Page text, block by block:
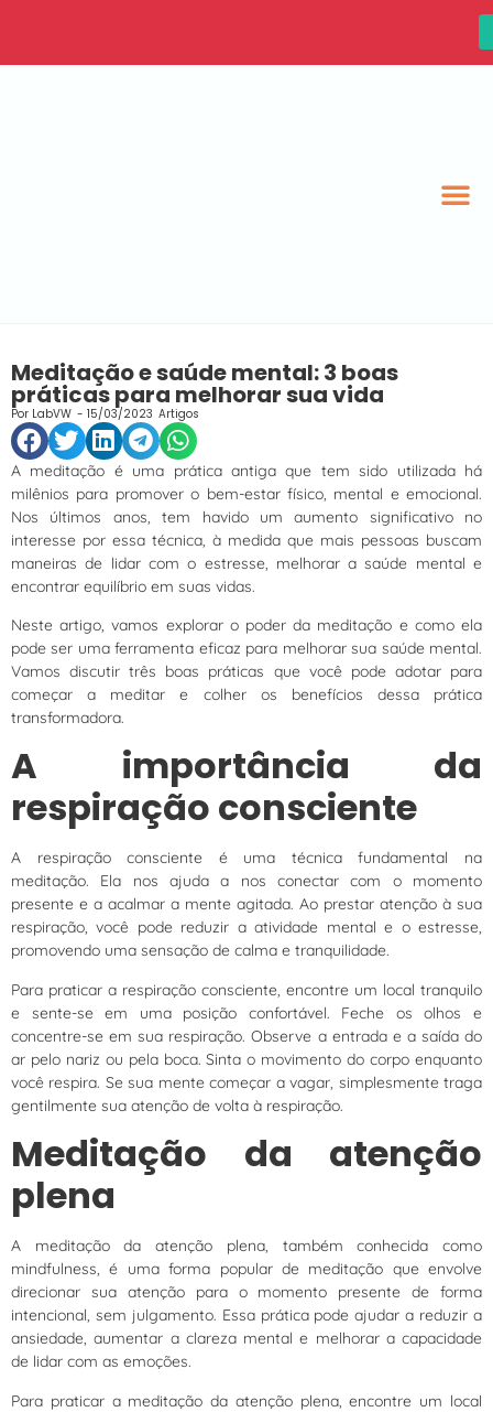
Meditação e saúde mental: 3 boas
práticas para melhorar sua vida
Por LabVW - 15/03/2023 Artigos
A meditação é uma prática antiga que tem sido utilizada há
milênios para promover o bem-estar físico, mental e emocional.
Nos últimos anos, tem havido um aumento significativo no
interesse por essa técnica, à medida que mais pessoas buscam
maneiras de lidar com o estresse, melhorar a saúde mental e
encontrar equilíbrio em suas vidas.
Neste artigo, vamos explorar o poder da meditação e como ela
pode ser uma ferramenta eficaz para melhorar sua saúde mental.
Vamos discutir três boas práticas que você pode adotar para
começar a meditar e colher os benefícios dessa prática
transformadora.
A importância da
respiração consciente
A respiração consciente é uma técnica fundamental na
meditação. Ela nos ajuda a nos conectar com o momento
presente e a acalmar a mente agitada. Ao prestar atenção à sua
respiração, você pode reduzir a atividade mental e o estresse,
promovendo uma sensação de calma e tranquilidade.
Para praticar a respiração consciente, encontre um local tranquilo
e sente-se em uma posição confortável. Feche os olhos e
concentre-se em sua respiração. Observe a entrada e a saída do
ar pelo nariz ou pela boca. Sinta o movimento do corpo enquanto
você respira. Se sua mente começar a vagar, simplesmente traga
gentilmente sua atenção de volta à respiração.
Meditação da atenção
plena
A meditação da atenção plena, também conhecida como
mindfulness, é uma forma popular de meditação que envolve
direcionar sua atenção para o momento presente de forma
intencional, sem julgamento. Essa prática pode ajudar a reduzir a
ansiedade, aumentar a clareza mental e melhorar a capacidade
de lidar com as emoções.
Para praticar a meditação da atenção plena, encontre um local